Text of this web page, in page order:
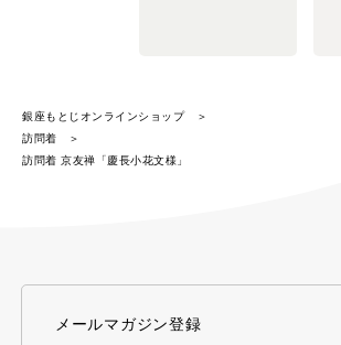
銀座もとじオンラインショップ
訪問着
訪問着 京友禅「慶長小花文様」
メールマガジン登録